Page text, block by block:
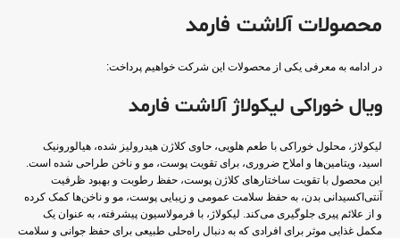
محصولات آلاشت فارمد
در ادامه به معرفی یکی از محصولات این شرکت خواهیم پرداخت:
ویال خوراکی لیکولاژ آلاشت فارمد
لیکولاژ، محلول خوراکی با طعم هلویی، حاوی کلاژن هیدرولیز شده، هیالورونیک
اسید، ویتامین‌ها و املاح ضروری، برای تقویت پوست، مو و ناخن طراحی شده است.
این محصول با تقویت ساختارهای کلاژن پوست، حفظ رطوبت و بهبود ظرفیت
آنتی‌اکسیدانی بدن، به حفظ سلامت عمومی و زیبایی پوست، مو و ناخن‌ها کمک کرده
و از علائم پیری جلوگیری می‌کند. لیکولاژ، با فرمولاسیون پیشرفته، به عنوان یک
مکمل غذایی موثر برای افرادی که به دنبال راه‌حلی طبیعی برای حفظ جوانی و سلامت